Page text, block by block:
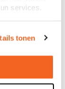
services.
tonen